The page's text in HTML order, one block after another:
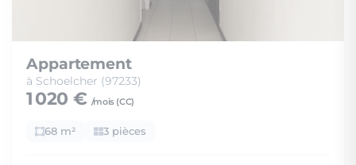
Appartement
à Schoelcher (97233)
1 020 € /mois (CC)
68 m² 3 pièces